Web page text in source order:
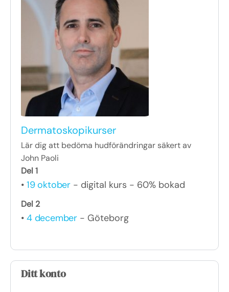
Dermatoskopikurser
Lär dig att bedöma hudförändringar säkert av
John Paoli
Del 1
• 19 oktober- digital kurs - 60% bokad
Del 2
• 4 december- Göteborg
Ditt konto